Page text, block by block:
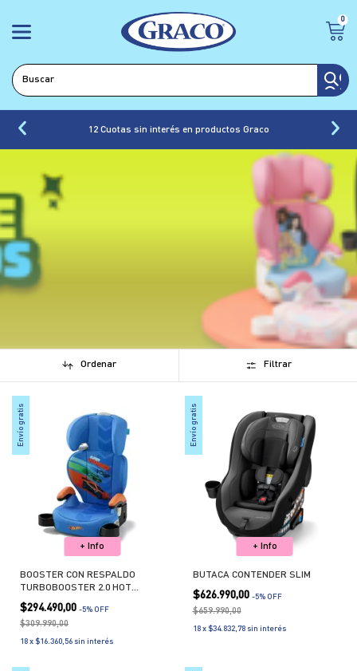
0
12 Cuotas sin interés en productos Graco
Ordenar Filtrar
Envío gratis
+ Info
BOOSTER CON RESPALDO
TURBOBOOSTER 2.0 HOT
WHEELS
$294.490,00 -5% OFF
$309.990,00
18 x $16.360,56 sin interés
Envío gratis
+ Info
BUTACA CONTENDER SLIM
$626.990,00 -5% OFF
$659.990,00
18 x $34.832,78 sin interés